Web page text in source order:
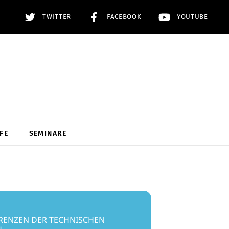
TWITTER FACEBOOK YOUTUBE
SEMINARE
DER TECHNISCHEN